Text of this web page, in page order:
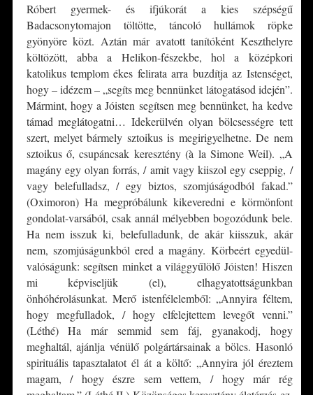
Róbert gyermek- és ifjúkorát a kies szépségű
Badacsonytomajon töltötte, táncoló hullámok röpke
gyönyöre közt. Aztán már avatott tanítóként Keszthelyre
költözött, abba a Helikon-fészekbe, hol a középkori
katolikus templom ékes felirata arra buzdítja az Istenséget,
hogy – idézem – „segíts meg bennünket látogatásod idején”.
Mármint, hogy a Jóisten segítsen meg bennünket, ha kedve
támad meglátogatni… Idekerülvén olyan bölcsességre tett
szert, melyet bármely sztoikus is megirigyelhetne. De nem
sztoikus ő, csupáncsak keresztény (à la Simone Weil). „A
magány egy olyan forrás, / amit vagy kiiszol egy cseppig, /
vagy belefulladsz, / egy biztos, szomjúságodból fakad.”
(Oximoron) Ha megpróbálunk kikeveredni e körmönfont
gondolat-varsából, csak annál mélyebben bogozódunk bele.
Ha nem isszuk ki, belefulladunk, de akár kiisszuk, akár
nem, szomjúságunkból ered a magány. Körbeért egyedül-
valóságunk: segítsen minket a világgyűlölő Jóisten! Hiszen
mi képviseljük (el), elhagyatottságunkban
önhóhérolásunkat. Merő istenfélelemből: „Annyira féltem,
hogy megfulladok, / hogy elfelejtettem levegőt venni.”
(Léthé) Ha már semmid sem fáj, gyanakodj, hogy
meghaltál, ajánlja vénülő polgártársainak a bölcs. Hasonló
spirituális tapasztalatot él át a költő: „Annyira jól éreztem
magam, / hogy észre sem vettem, / hogy már rég